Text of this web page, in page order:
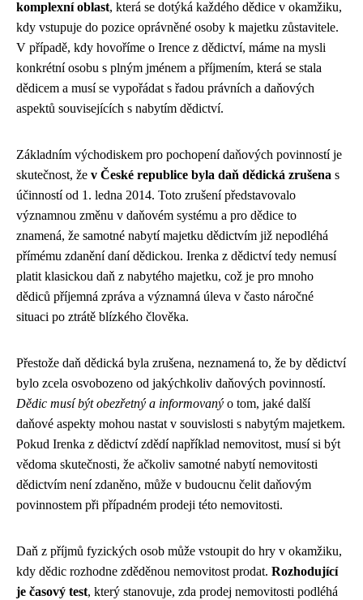
komplexní oblast, která se dotýká každého dědice v okamžiku,
kdy vstupuje do pozice oprávněné osoby k majetku zůstavitele.
V případě, kdy hovoříme o Irence z dědictví, máme na mysli
konkrétní osobu s plným jménem a příjmením, která se stala
dědicem a musí se vypořádat s řadou právních a daňových
aspektů souvisejících s nabytím dědictví.
Základním východiskem pro pochopení daňových povinností je
skutečnost, že v České republice byla daň dědická zrušena s
účinností od 1. ledna 2014. Toto zrušení představovalo
významnou změnu v daňovém systému a pro dědice to
znamená, že samotné nabytí majetku dědictvím již nepodléhá
přímému zdanění daní dědickou. Irenka z dědictví tedy nemusí
platit klasickou daň z nabytého majetku, což je pro mnoho
dědiců příjemná zpráva a významná úleva v často náročné
situaci po ztrátě blízkého člověka.
Přestože daň dědická byla zrušena, neznamená to, že by dědictví
bylo zcela osvobozeno od jakýchkoliv daňových povinností.
Dědic musí být obezřetný a informovaný o tom, jaké další
daňové aspekty mohou nastat v souvislosti s nabytým majetkem.
Pokud Irenka z dědictví zdědí například nemovitost, musí si být
vědoma skutečnosti, že ačkoliv samotné nabytí nemovitosti
dědictvím není zdaněno, může v budoucnu čelit daňovým
povinnostem při případném prodeji této nemovitosti.
Daň z příjmů fyzických osob může vstoupit do hry v okamžiku,
kdy dědic rozhodne zděděnou nemovitost prodat. Rozhodující
je časový test, který stanovuje, zda prodej nemovitosti podléhá